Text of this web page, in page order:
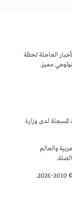
العاجلة لحظة
مميز.
لدى وزارة
والعالم